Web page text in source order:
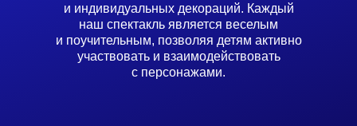
и индивидуальных декораций. Каждый
наш спектакль является веселым
и поучительным, позволяя детям активно
участвовать и взаимодействовать
с персонажами.